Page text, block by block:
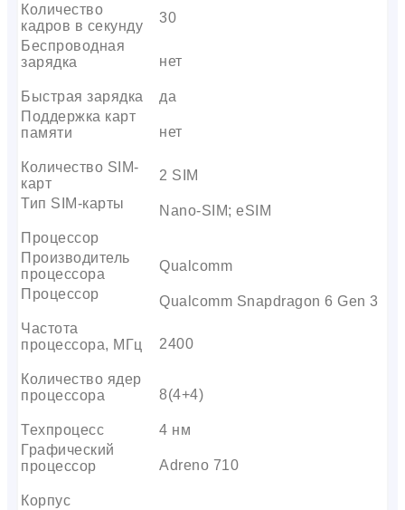
Количество
кадров в секунду
30
Беспроводная
зарядка
нет
Быстрая зарядка
да
Поддержка карт
памяти
нет
Количество SIM-
карт
2 SIM
Тип SIM-карты
Nano-SIM; eSIM
Процессор
Производитель
процессора
Qualcomm
Процессор
Qualcomm Snapdragon 6 Gen 3
Частота
процессора, МГц
2400
Количество ядер
процессора
8(4+4)
Техпроцесс
4 нм
Графический
процессор
Adreno 710
Корпус